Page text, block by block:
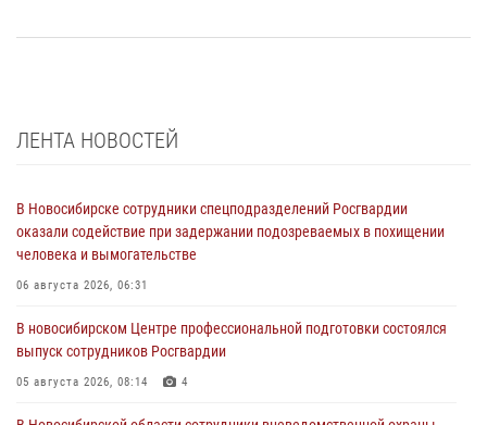
ЛЕНТА НОВОСТЕЙ
В Новосибирске сотрудники спецподразделений Росгвардии
оказали содействие при задержании подозреваемых в похищении
человека и вымогательстве
06 августа 2026, 06:31
В новосибирском Центре профессиональной подготовки состоялся
выпуск сотрудников Росгвардии
05 августа 2026, 08:14 4